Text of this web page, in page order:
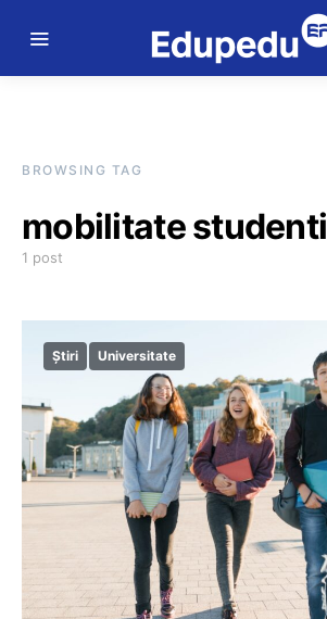
BROWSING TAG
mobilitate studenti
1 post
Știri Universitate